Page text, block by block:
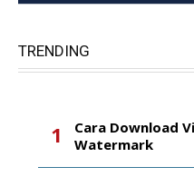
TRENDING
Cara Download
Watermark